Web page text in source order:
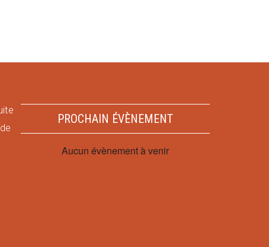
PROCHAIN ÉVÈNEMENT
Aucun évènement à venir